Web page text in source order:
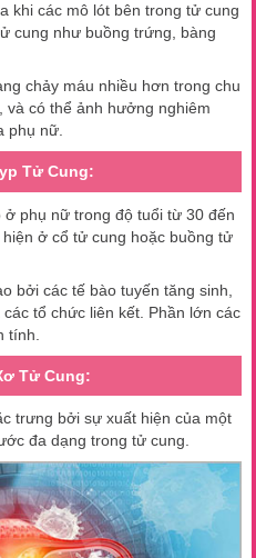
các mô lót bên trong tử cung
cung như buồng trứng, bàng
máu nhiều hơn trong chu
và có thể ảnh hưởng nghiêm
phụ nữ.
Cung:
nữ trong độ tuổi từ 30 đến
ở cổ tử cung hoặc buồng tử
các tế bào tuyến tăng sinh,
tổ chức liên kết. Phần lớn các
tính.
Cung:
bởi sự xuất hiện của một
đa dạng trong tử cung.